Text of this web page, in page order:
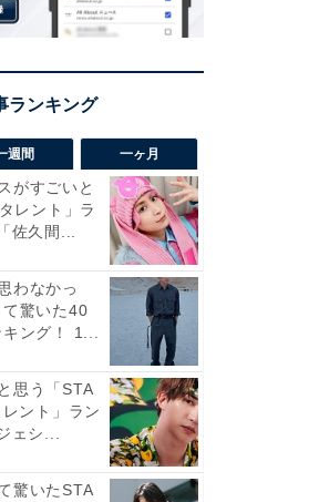
週間 一ヶ月
がすごいと
レント」ラ
佐久間...
わなかっ
て驚いた40
キング！ 1...
思う「STA
ント」ラン
ェシ...
驚いたSTA